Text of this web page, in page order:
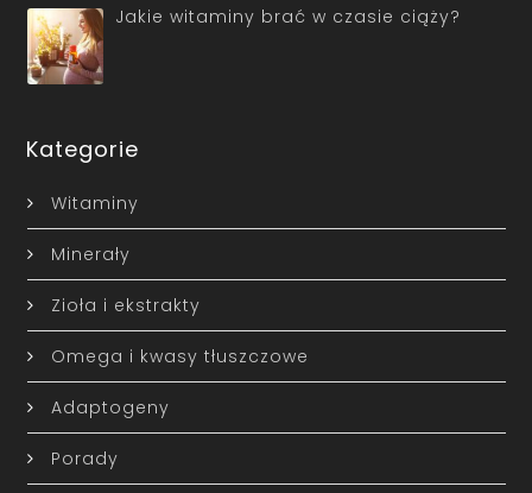
Jakie witaminy brać w czasie ciąży?
Kategorie
Witaminy
Minerały
Zioła i ekstrakty
Omega i kwasy tłuszczowe
Adaptogeny
Porady